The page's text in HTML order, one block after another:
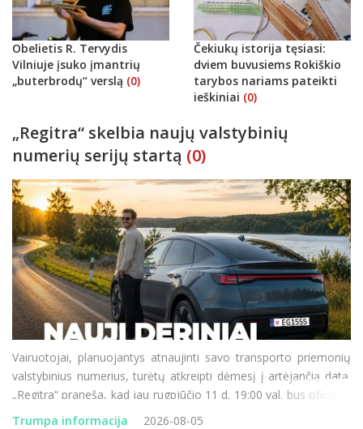
Obelietis R. Tervydis
Vilniuje įsuko įmantrių
„buterbrodų“ verslą (0)
Čekiukų istorija tęsiasi:
dviem buvusiems Rokiškio
tarybos nariams pateikti
ieškiniai (0)
„Regitra“ skelbia naujų valstybinių
numerių serijų startą (0)
Vairuotojai, planuojantys atnaujinti savo transporto priemonių
valstybinius numerius, turėtų atkreipti dėmesį į artėjančią datą.
„Regitra“ praneša, kad jau rugpjūčio 11 d. 19:00 val. bus oficialiai
paleistos naujos valstybinių numerio ženklų serijos. Didžiausia
Trumpa informacija 2026-08-05